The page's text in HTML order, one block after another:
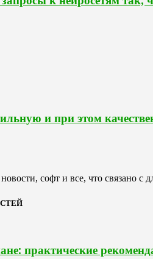
и при этом
софт и все, что связано с
практические